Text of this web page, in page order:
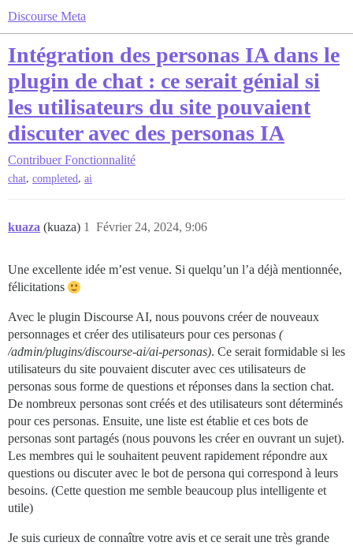
Discourse Meta
Intégration des personas IA dans le
plugin de chat : ce serait génial si
les utilisateurs du site pouvaient
discuter avec des personas IA
Contribuer Fonctionnalité
chat, completed, ai
kuaza (kuaza) Février 24, 2024, 9:06
1
Une excellente idée m’est venue. Si quelqu’un l’a déjà mentionnée,
félicitations
Avec le plugin Discourse AI, nous pouvons créer de nouveaux
personnages et créer des utilisateurs pour ces personas (
/admin/plugins/discourse-ai/ai-personas). Ce serait formidable si les
utilisateurs du site pouvaient discuter avec ces utilisateurs de
personas sous forme de questions et réponses dans la section chat.
De nombreux personas sont créés et des utilisateurs sont déterminés
pour ces personas. Ensuite, une liste est établie et ces bots de
personas sont partagés (nous pouvons les créer en ouvrant un sujet).
Les membres qui le souhaitent peuvent rapidement répondre aux
questions ou discuter avec le bot de persona qui correspond à leurs
besoins. (Cette question me semble beaucoup plus intelligente et
utile)
Je suis curieux de connaître votre avis et ce serait une très grande